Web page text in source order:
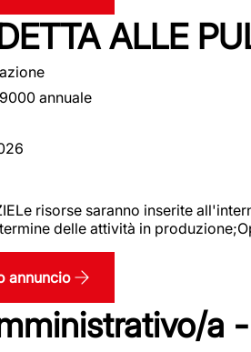
ALLE
annuale
risorse saranno inserite
delle attività in
annuncio
a